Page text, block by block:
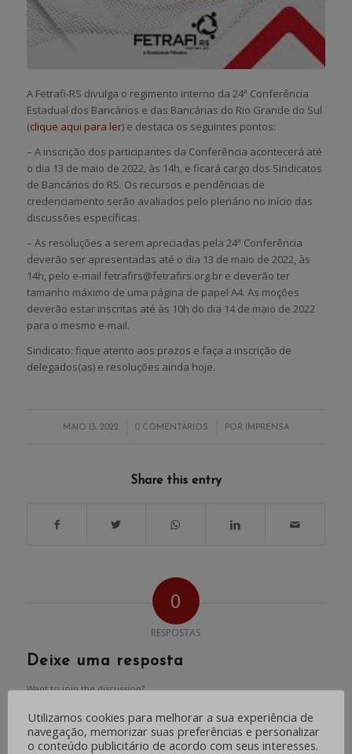
A Fetrafi-RS divulga o regimento interno da 24ª Conferência
Estadual dos Bancários e das Bancárias do Rio Grande do Sul
(clique aqui para ler) e destaca os seguintes pontos:
– A inscrição dos participantes da Conferência acontecerá até
o dia 13 de maio de 2022, às 14h, e ficará cargo dos Sindicatos
de Bancários do RS. Os recursos e pendências de
credenciamento serão avaliados pelo plenário no início das
discussões específicas.
– As resoluções a serem apreciadas pela 24ª Conferência
deverão ser apresentadas até o dia 13 de maio de 2022, às
14h, pelo e-mail fetrafirs@fetrafirs.org.br e deverão ter
tamanho máximo de uma página de papel A4. As moções
deverão estar inscritas até às 10h do dia 14 de maio de 2022
para o mesmo e-mail.
Sindicato: fique atento aos prazos e faça a inscrição de
delegados(as) e resoluções ainda hoje.
MAIO 13, 2022
/ 0 COMENTÁRIOS
/ POR IMPRENSA
Share this entry
0
RESPOSTAS
Deixe uma resposta
Want to join the discussion?
Nome*
Utilizamos cookies para melhorar a sua experiência de
navegação, memorizar suas preferências e personalizar
o conteúdo publicitário de acordo com seus interesses.